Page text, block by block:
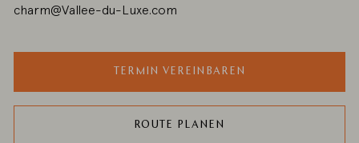
charm@Vallee-du-Luxe.com
TERMIN VEREINBAREN
ROUTE PLANEN